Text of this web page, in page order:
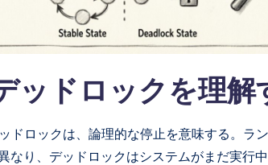
ッドロックを理解
ドロックは、論理的な停止を意味する。ラ
なり、デッドロックはシステムがまだ実行